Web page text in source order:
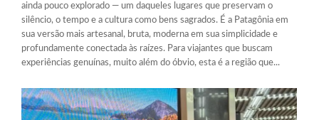
ainda pouco explorado — um daqueles lugares que preservam o
silêncio, o tempo e a cultura como bens sagrados. É a Patagônia em
sua versão mais artesanal, bruta, moderna em sua simplicidade e
profundamente conectada às raízes. Para viajantes que buscam
experiências genuínas, muito além do óbvio, esta é a região que...